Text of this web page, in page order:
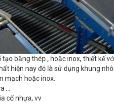
tạo bằng thép , hoặc inox, thiết kế
hiện nay đó là sử dụng khung
mạch hoặc inox.
…
cố nhựa, vv